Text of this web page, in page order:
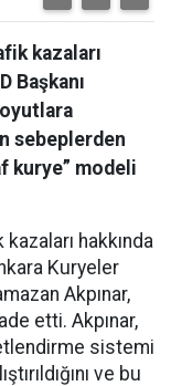
kazaları
Başkanı
sebeplerden
kurye” modeli
hakkında
Kuryeler
Akpınar,
etti. Akpınar,
sistemi
ve bu